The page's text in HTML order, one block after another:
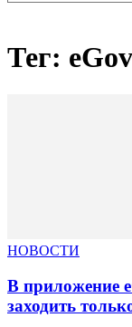
Тег:
НОВОСТИ
В приложение
заходить